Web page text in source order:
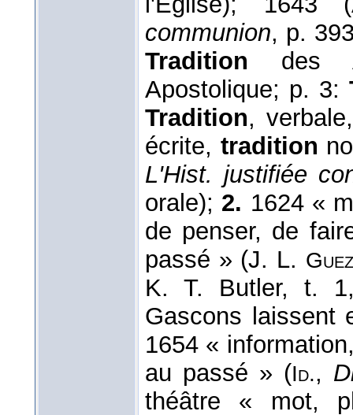
communion, p.
Tradition des
Apostolique; p. 3:
Tradition,
écrite, tradition
L'Hist. justifiée
orale); 2. 1624 «
de penser, de
passé » (J. L.
K. T. Butler, t.
Gascons laissent
1654 «
au passé » (Id.,
théâtre « mot,